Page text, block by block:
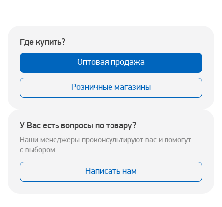
Где купить?
Оптовая продажа
Розничные магазины
У Вас есть вопросы по товару?
Наши менеджеры проконсультируют вас и помогут
с выбором.
Написать нам